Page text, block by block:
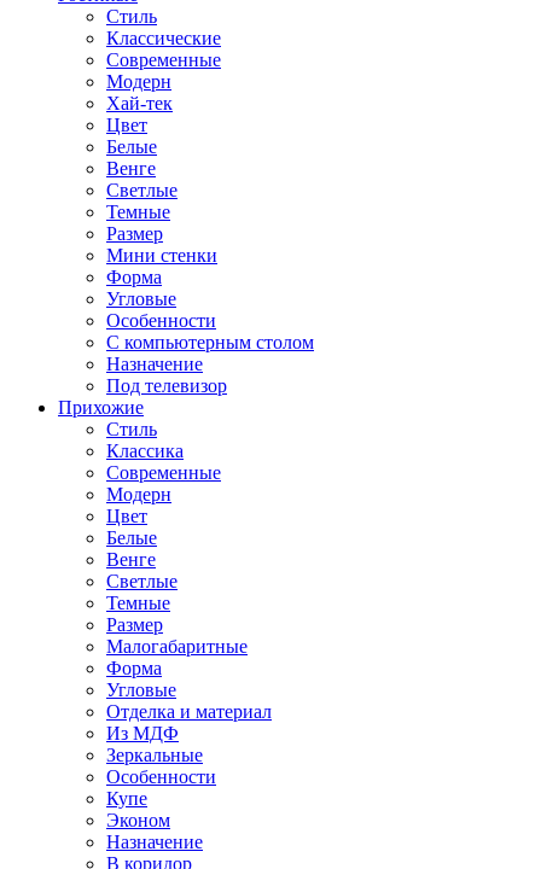
Стиль
Классические
Современные
Модерн
Хай-тек
Цвет
Белые
Венге
Светлые
Темные
Размер
Мини стенки
Форма
Угловые
Особенности
С компьютерным столом
Назначение
Под телевизор
Прихожие
Стиль
Классика
Современные
Модерн
Цвет
Белые
Венге
Светлые
Темные
Размер
Малогабаритные
Форма
Угловые
Отделка и материал
Из МДФ
Зеркальные
Особенности
Купе
Эконом
Назначение
В коридор